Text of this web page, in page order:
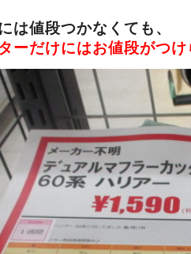
は値段つかなくても、
ーだけにはお値段がつけ